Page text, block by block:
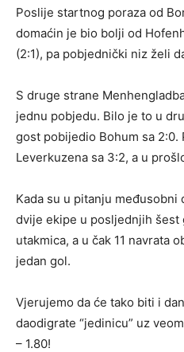
Poslije startnog poraza od
domaćin je bio bolji od
(2:1), pa pobjednički niz želi
S druge strane
jednu pobjedu. Bilo je to u
gost pobijedio Bohum sa
Leverkuzena sa 3:2, a u
Kada su u pitanju međusobni
dvije ekipe u posljednjih šest
utakmica, a u čak 11 navrata
jedan gol.
Vjerujemo da će tako biti i
daodigrate “jedinicu” uz
– 1.80!